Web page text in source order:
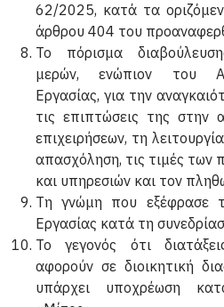
62/2025, κατά τα
άρθρου 404 του
Το πόρισμα
μερών, ενώπιον του
Εργασίας, για την
τις επιπτώσεις της στην
επιχειρήσεων, τη
απασχόληση, τις τιμές των
και υπηρεσιών και τον
Τη γνώμη που εξέφρασε
Εργασίας κατά τη
Το γεγονός ότι
αφορούν σε διοικητική
υπάρχει υποχρέωση